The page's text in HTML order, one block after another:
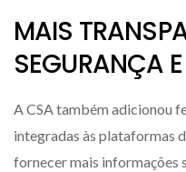
MAIS
SEGURANÇA
A CSA também adicionou
integradas às plataformas
fornecer mais informações